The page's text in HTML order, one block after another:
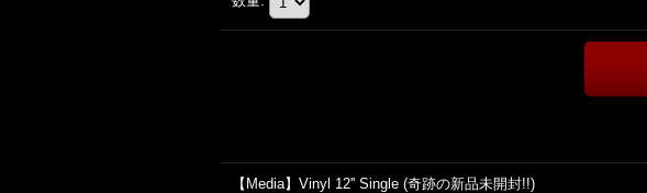
【Media】Vinyl 12'' Single (奇跡の新品未開封!!)